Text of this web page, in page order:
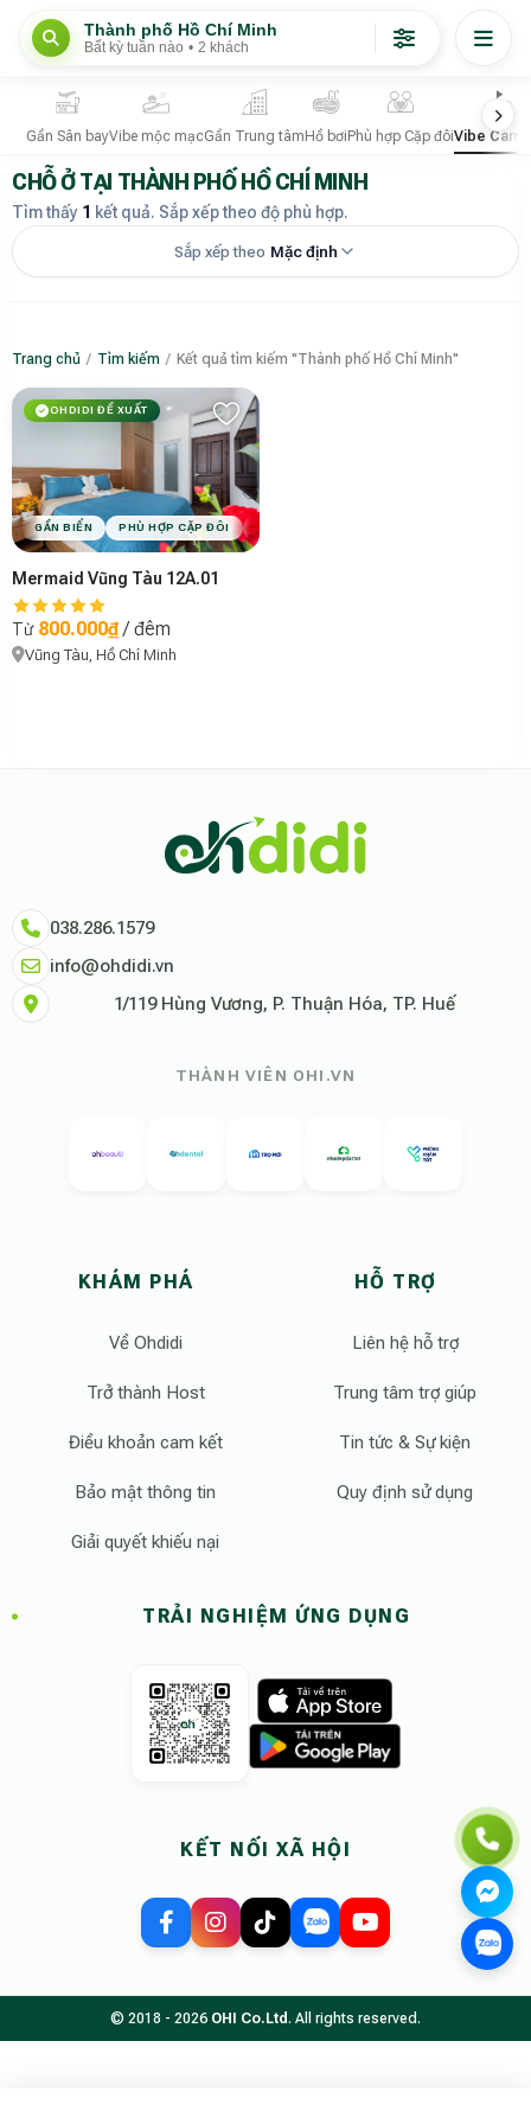
Thành phố Hồ Chí Minh
Bất kỳ tuần nào • 2 khách
Gần Sân bayVibe mộc mạcGần Trung tâm Hồ bơi Phù hợp Cặp đôiVibe
CHỖ Ở TẠI THÀNH PHỐ HỒ CHÍ MINH
Tìm thấy 1 kết quả. Sắp xếp theo độ phù hợp.
Sắp xếp theo Mặc định
Trang chủ / Tìm kiếm / Kết quả tìm kiếm "Thành phố Hồ Chí Minh"
OHDIDI ĐỀ XUẤT
GẦN BIỂN PHÙ HỢP CẶP ĐÔI PHÙ HỢP NHÓM BẠN
Mermaid Vũng Tàu 12A.01
Từ 800.000₫/ đêm
Vũng Tàu, Hồ Chí Minh
"Tại Ohdidi, chúng tôi không chỉ cung cấp chỗ ở, chúng tôi cung
Tham khảo thêm tại:Ohdidi Facebook Official
038.286.1579
info@ohdidi.vn
1/119 Hùng Vương, P. Thuận Hóa, TP. Huế
THÀNH VIÊN OHI.VN
KHÁM PHÁ
Về Ohdidi
Trở thành Host
Điều khoản cam kết
Bảo mật thông tin
Giải quyết khiếu nại
HỖ TRỢ
Liên hệ hỗ trợ
Trung tâm trợ giúp
Tin tức & Sự kiện
Quy định sử dụng
TRẢI NGHIỆM ỨNG DỤNG
KẾT NỐI XÃ HỘI
© 2018 - 2026 OHI Co.Ltd. All rights reserved.